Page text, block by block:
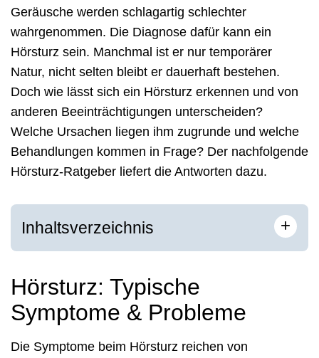
Geräusche werden schlagartig schlechter
wahrgenommen. Die Diagnose dafür kann ein
Hörsturz sein. Manchmal ist er nur temporärer
Natur, nicht selten bleibt er dauerhaft bestehen.
Doch wie lässt sich ein Hörsturz erkennen und von
anderen Beeinträchtigungen unterscheiden?
Welche Ursachen liegen ihm zugrunde und welche
Behandlungen kommen in Frage? Der nachfolgende
Hörsturz-Ratgeber liefert die Antworten dazu.
Inhaltsverzeichnis +
Hörsturz: Typische
Symptome & Probleme
Die Symptome beim Hörsturz reichen von